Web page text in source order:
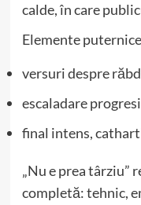
calde, în care
Elemente
versuri despre
escaladare
final intens,
„Nu e prea târziu”
completă: tehnic,